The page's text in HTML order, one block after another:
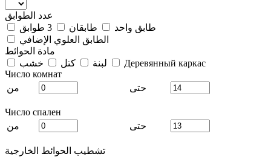
عدد الطوابق
طابق واحد
طابقان
الطابق العلوي الإضافي
مادة الحوائط
لبنة
كتل خشب
Деревянный каркас
Число комнат
من
حتى
Число спален
من
حتى
تشطيب الحوائط الخارجية